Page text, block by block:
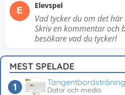
E Elevspel
Vad tycker du om det här
Skriv en kommentar och
besökare vad du tycker!
MEST SPELADE
Tangentbordsträning
Dator och media